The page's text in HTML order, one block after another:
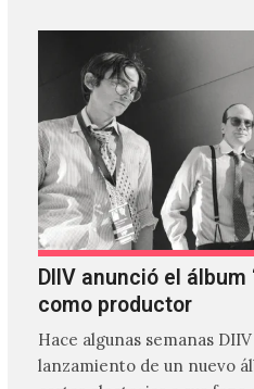
DIIV anunció el álbum
como productor
Hace algunas semanas
lanzamiento de un nuevo